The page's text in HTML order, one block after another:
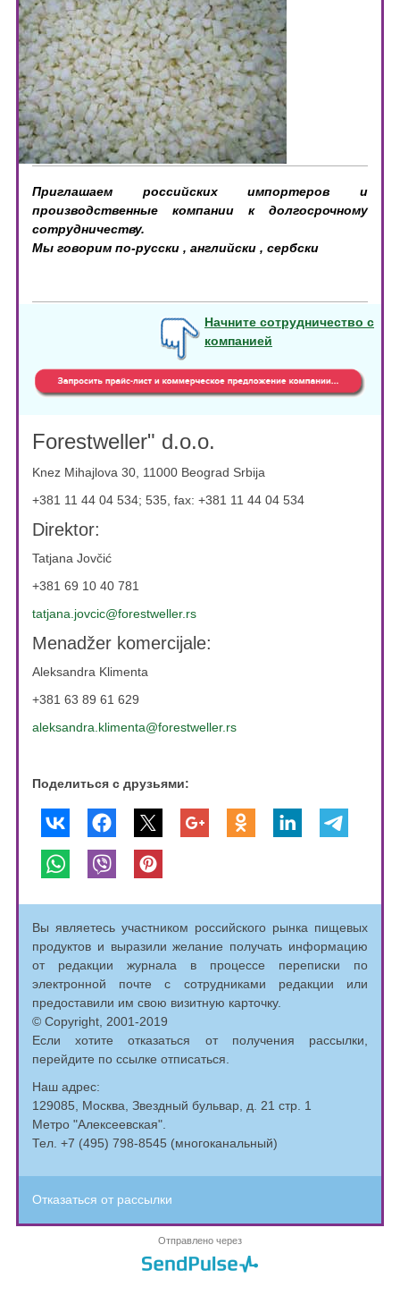
Приглашаем российских импортеров и
производственные компании к долгосрочному
сотрудничеству.
Мы говорим по-русски , английски , сербски
Начните сотрудничество с
компанией
Forestweller" d.o.o.
Knez Mihajlova 30, 11000 Beograd Srbija
+381 11 44 04 534; 535, fax: +381 11 44 04 534
Direktor:
Tatjana Jovčić
+381 69 10 40 781
tatjana.jovcic@forestweller.rs
Menadžer komercijale:
Aleksandra Klimenta
+381 63 89 61 629
aleksandra.klimenta@forestweller.rs
Поделиться с друзьями:
Вы являетесь участником российского рынка пищевых
продуктов и выразили желание получать информацию
от редакции журнала в процессе переписки по
электронной почте с сотрудниками редакции или
предоставили им свою визитную карточку.
© Copyright, 2001-2019
Если хотите отказаться от получения рассылки,
перейдите по ссылке отписаться.
Наш адрес:
129085, Москва, Звездный бульвар, д. 21 стр. 1
Метро "Алексеевская".
Тел. +7 (495) 798-8545 (многоканальный)
Отказаться от рассылки
Отправлено через